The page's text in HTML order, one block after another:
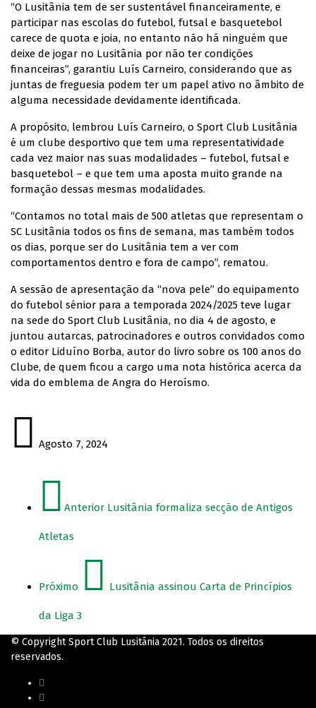
“O Lusitânia tem de ser sustentável financeiramente, e
participar nas escolas do futebol, futsal e basquetebol
carece de quota e joia, no entanto não há ninguém que
deixe de jogar no Lusitânia por não ter condições
financeiras”, garantiu Luís Carneiro, considerando que as
juntas de freguesia podem ter um papel ativo no âmbito de
alguma necessidade devidamente identificada.
A propósito, lembrou Luís Carneiro, o Sport Club Lusitânia
é um clube desportivo que tem uma representatividade
cada vez maior nas suas modalidades – futebol, futsal e
basquetebol – e que tem uma aposta muito grande na
formação dessas mesmas modalidades.
“Contamos no total mais de 500 atletas que representam o
SC Lusitânia todos os fins de semana, mas também todos
os dias, porque ser do Lusitânia tem a ver com
comportamentos dentro e fora de campo”, rematou.
A sessão de apresentação da “nova pele” do equipamento
do futebol sénior para a temporada 2024/2025 teve lugar
na sede do Sport Club Lusitânia, no dia 4 de agosto, e
juntou autarcas, patrocinadores e outros convidados como
o editor Liduíno Borba, autor do livro sobre os 100 anos do
Clube, de quem ficou a cargo uma nota histórica acerca da
vida do emblema de Angra do Heroísmo.
Agosto 7, 2024
Anterior Lusitânia formaliza secção de Antigos
Atletas
Próximo Lusitânia assinou Carta de Princípios
da Liga 3
© Copyright Sport Club Lusitânia 2021. Todos os direitos
reservados.